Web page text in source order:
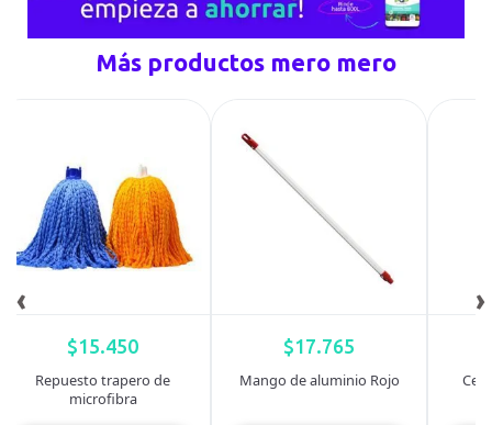
Más productos mero mero
‹
$15.450
Repuesto trapero de
microfibra
$17.765
Mango de aluminio Rojo
›